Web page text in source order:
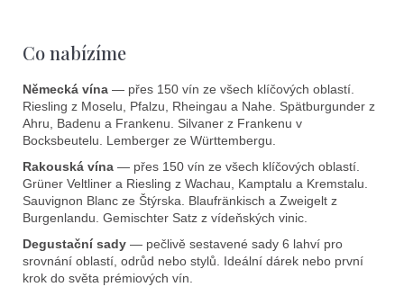
p
r
v
k
y
v
ý
p
i
s
Co nabízíme
Německá vína — přes 150 vín ze všech klíčových oblastí.
Riesling z Moselu, Pfalzu, Rheingau a Nahe. Spätburgunder z
Ahru, Badenu a Frankenu. Silvaner z Frankenu v
Bocksbeutelu. Lemberger ze Württembergu.
Rakouská vína — přes 150 vín ze všech klíčových oblastí.
Grüner Veltliner a Riesling z Wachau, Kamptalu a Kremstalu.
Sauvignon Blanc ze Štýrska. Blaufränkisch a Zweigelt z
Burgenlandu. Gemischter Satz z vídeňských vinic.
Degustační sady — pečlivě sestavené sady 6 lahví pro
srovnání oblastí, odrůd nebo stylů. Ideální dárek nebo první
krok do světa prémiových vín.